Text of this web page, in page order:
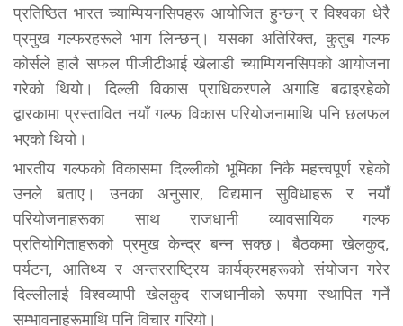
प्रतिष्ठित भारत च्याम्पियनसिपहरू आयोजित हुन्छन् र विश्वका धेरै
प्रमुख गल्फरहरूले भाग लिन्छन्। यसका अतिरिक्त, कुतुब गल्फ
कोर्सले हालै सफल पीजीटीआई खेलाडी च्याम्पियनसिपको आयोजना
गरेको थियो। दिल्ली विकास प्राधिकरणले अगाडि बढाइरहेको
द्वारकामा प्रस्तावित नयाँ गल्फ विकास परियोजनामाथि पनि छलफल
भएको थियो।
भारतीय गल्फको विकासमा दिल्लीको भूमिका निकै महत्त्वपूर्ण रहेको
उनले बताए। उनका अनुसार, विद्यमान सुविधाहरू र नयाँ
परियोजनाहरूका साथ राजधानी व्यावसायिक गल्फ
प्रतियोगिताहरूको प्रमुख केन्द्र बन्न सक्छ। बैठकमा खेलकुद,
पर्यटन, आतिथ्य र अन्तरराष्ट्रिय कार्यक्रमहरूको संयोजन गरेर
दिल्लीलाई विश्वव्यापी खेलकुद राजधानीको रूपमा स्थापित गर्ने
सम्भावनाहरूमाथि पनि विचार गरियो।